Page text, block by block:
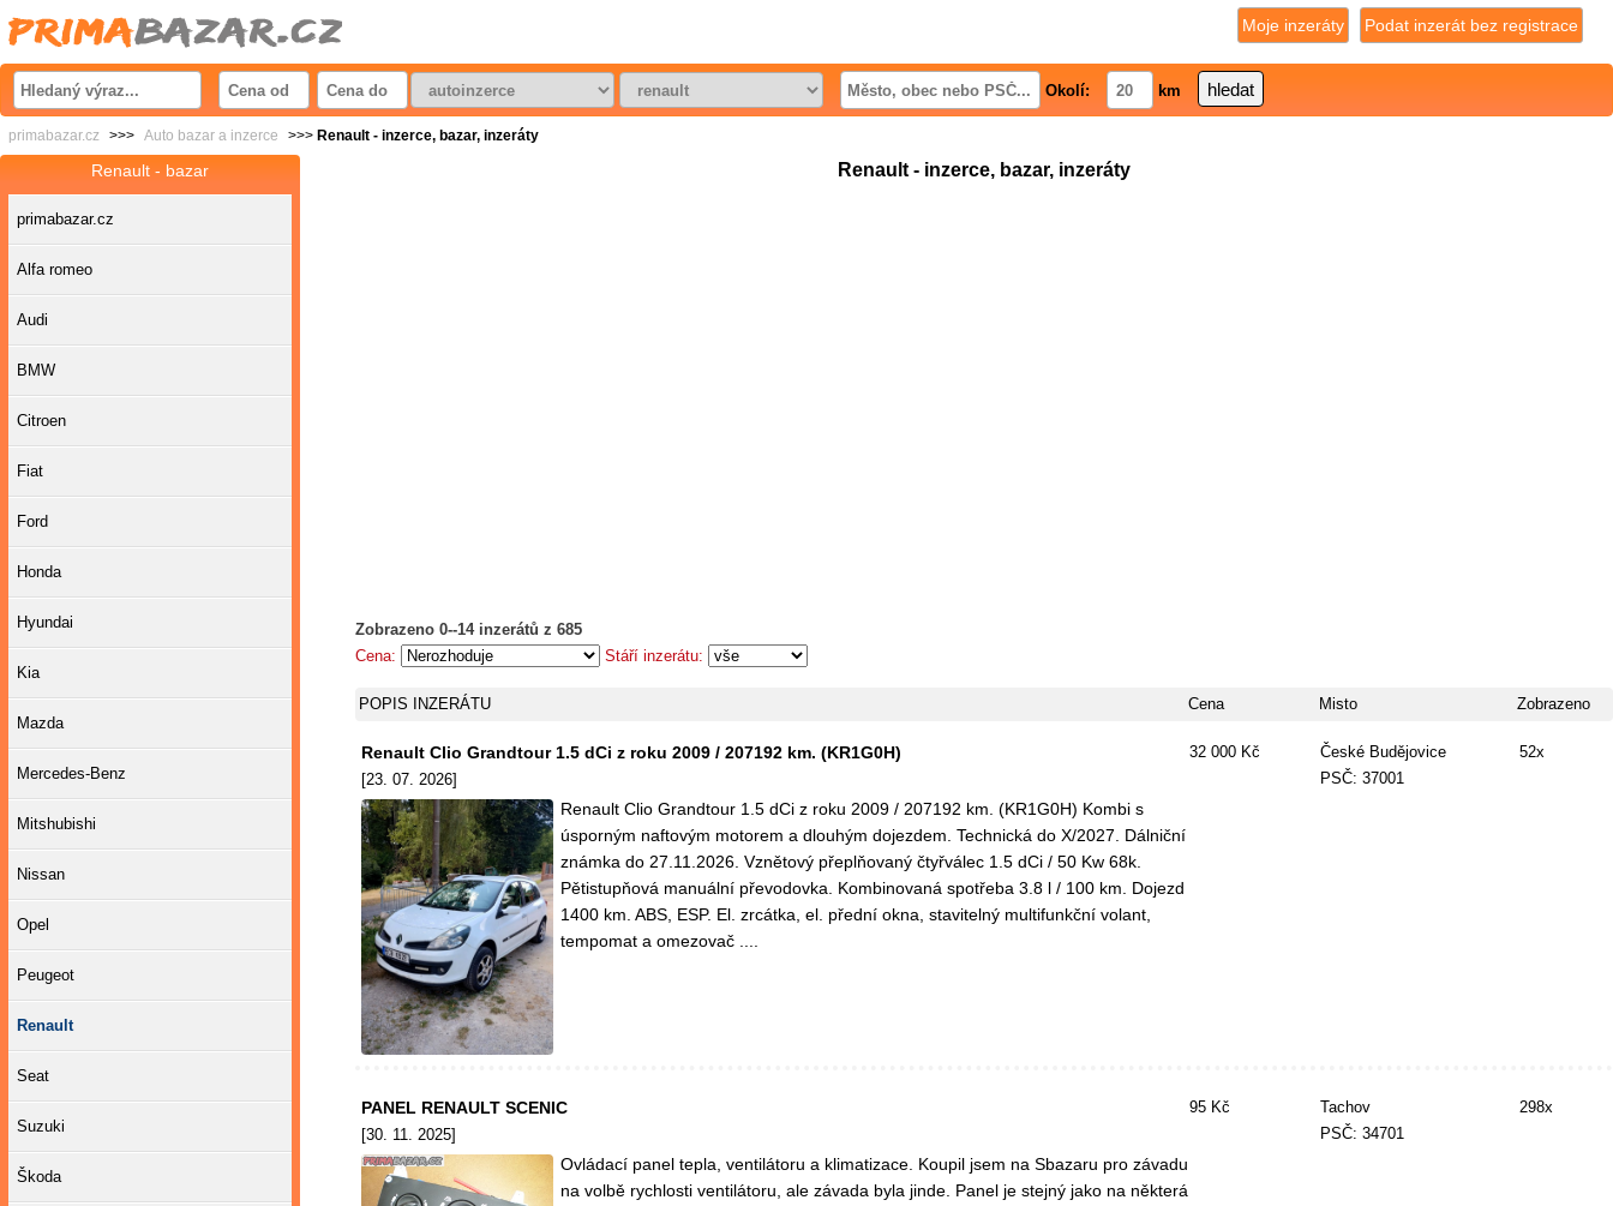
Podat inzerát bez registrace
Moje inzeráty
Okolí: km
primabazar.cz >>> Auto bazar a inzerce >>> Renault - inzerce, bazar, inzeráty
Renault - inzerce, bazar, inzeráty
Zobrazeno 0--14 inzerátů z 685
Cena:
Stáří inzerátu:
POPIS INZERÁTU Cena Misto Zobrazeno
Renault Clio Grandtour 1.5 dCi z roku 2009 / 207192 km. (KR1G0H)
[23. 07. 2026]
Renault Clio Grandtour 1.5 dCi z roku 2009 / 207192 km. (KR1G0H) Kombi s
úsporným naftovým motorem a dlouhým dojezdem. Technická do X/2027. Dálniční
známka do 27.11.2026. Vznětový přeplňovaný čtyřválec 1.5 dCi / 50 Kw 68k.
Pětistupňová manuální převodovka. Kombinovaná spotřeba 3.8 l / 100 km. Dojezd
1400 km. ABS, ESP. El. zrcátka, el. přední okna, stavitelný multifunkční volant,
tempomat a omezovač ....
32 000 Kč
České Budějovice
PSČ: 37001
52x
PANEL RENAULT SCENIC
[30. 11. 2025]
Ovládací panel tepla, ventilátoru a klimatizace. Koupil jsem na Sbazaru pro závadu
na volbě rychlosti ventilátoru, ale závada byla jinde. Panel je stejný jako na některá
95 Kč
Tachov
PSČ: 34701
298x
Renault - bazar
primabazar.cz
Alfa romeo
Audi
BMW
Citroen
Fiat
Ford
Honda
Hyundai
Kia
Mazda
Mercedes-Benz
Mitshubishi
Nissan
Opel
Peugeot
Renault
Seat
Suzuki
Škoda